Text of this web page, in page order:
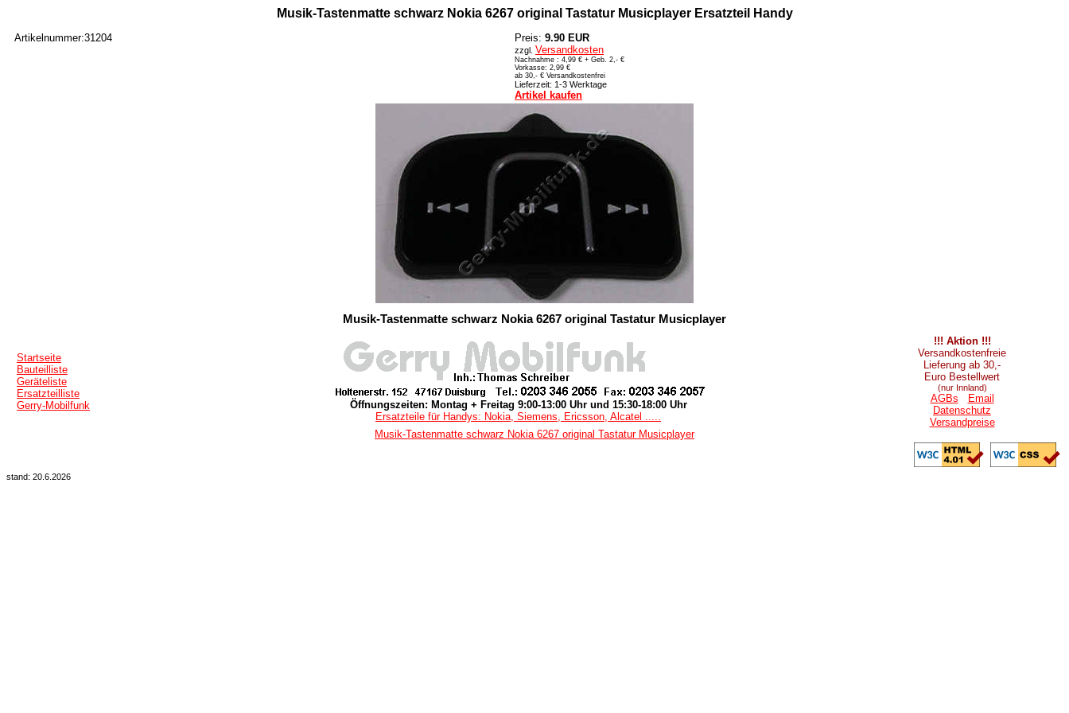
Musik-Tastenmatte schwarz Nokia 6267 original Tastatur Musicplayer Ersatzteil Handy
Artikelnummer:31204 Preis: 9.90 EUR
zzgl. Versandkosten
Nachnahme : 4,99 € + Geb. 2,- €
Vorkasse: 2,99 €
ab 30,- € Versandkostenfrei
Lieferzeit: 1-3 Werktage
Artikel kaufen
Musik-Tastenmatte schwarz Nokia 6267 original Tastatur Musicplayer
Startseite
Bauteilliste
Geräteliste
Ersatzteilliste
Gerry-Mobilfunk
Öffnungszeiten: Montag + Freitag 9:00-13:00 Uhr und 15:30-18:00 Uhr
Ersatzteile für Handys: Nokia, Siemens, Ericsson, Alcatel .....
!!! Aktion !!!
Versandkostenfreie
Lieferung ab 30,-
Euro Bestellwert
(nur Innland)
AGBs
Email
Datenschutz
Versandpreise
Musik-Tastenmatte schwarz Nokia 6267 original Tastatur Musicplayer
stand: 20.6.2026